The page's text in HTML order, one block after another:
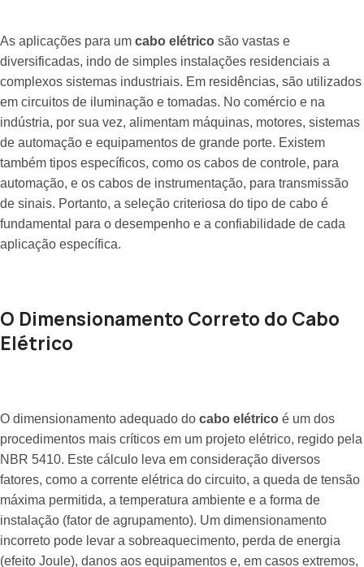
As aplicações para um cabo elétrico são vastas e
diversificadas, indo de simples instalações residenciais a
complexos sistemas industriais. Em residências, são utilizados
em circuitos de iluminação e tomadas. No comércio e na
indústria, por sua vez, alimentam máquinas, motores, sistemas
de automação e equipamentos de grande porte. Existem
também tipos específicos, como os cabos de controle, para
automação, e os cabos de instrumentação, para transmissão
de sinais. Portanto, a seleção criteriosa do tipo de cabo é
fundamental para o desempenho e a confiabilidade de cada
aplicação específica.
O Dimensionamento Correto do Cabo
Elétrico
O dimensionamento adequado do cabo elétrico é um dos
procedimentos mais críticos em um projeto elétrico, regido pela
NBR 5410. Este cálculo leva em consideração diversos
fatores, como a corrente elétrica do circuito, a queda de tensão
máxima permitida, a temperatura ambiente e a forma de
instalação (fator de agrupamento). Um dimensionamento
incorreto pode levar a sobreaquecimento, perda de energia
(efeito Joule), danos aos equipamentos e, em casos extremos,